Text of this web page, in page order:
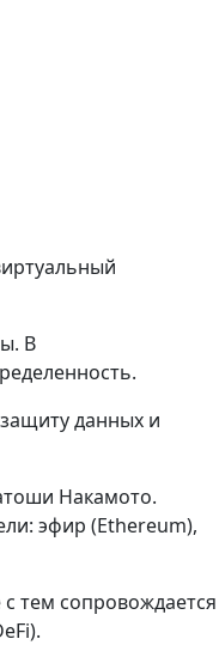
В
данных и
Накамото.
эфир (Ethereum),
тем сопровождается